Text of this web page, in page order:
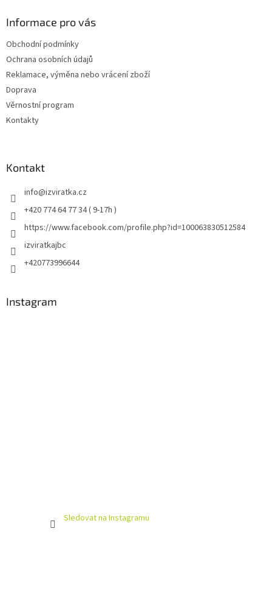
Informace pro vás
Obchodní podmínky
Ochrana osobních údajů
Reklamace, výměna nebo vrácení zboží
Doprava
Věrnostní program
Kontakty
Kontakt
info@izviratka.cz
+420 774 64 77 34 ( 9-17h )
https://www.facebook.com/profile.php?id=100063830512584
izviratkajbc
+420773996644
Instagram
Sledovat na Instagramu